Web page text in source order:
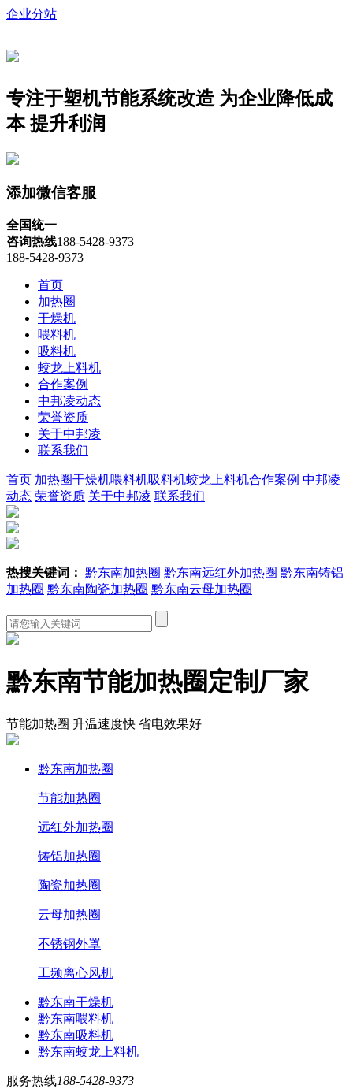
企业分站
专注于塑机节能系统改造 为企业降低成
本 提升利润
添加微信客服
全国统一
咨询热线188-5428-9373
188-5428-9373
首页
加热圈
干燥机
喂料机
吸料机
蛟龙上料机
合作案例
中邦凌动态
荣誉资质
关于中邦凌
联系我们
首页 加热圈干燥机喂料机吸料机蛟龙上料机合作案例 中邦凌
动态 荣誉资质 关于中邦凌 联系我们
热搜关键词： 黔东南加热圈 黔东南远红外加热圈 黔东南铸铝
加热圈 黔东南陶瓷加热圈 黔东南云母加热圈
黔东南节能加热圈定制厂家
节能加热圈 升温速度快 省电效果好
黔东南加热圈
节能加热圈
远红外加热圈
铸铝加热圈
陶瓷加热圈
云母加热圈
不锈钢外罩
工频离心风机
黔东南干燥机
黔东南喂料机
黔东南吸料机
黔东南蛟龙上料机
服务热线188-5428-9373